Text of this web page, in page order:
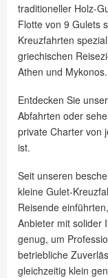
traditioneller Holz-
Flotte von 9 Gulets
Kreuzfahrten
griechischen
Athen und Mykonos.
Entdecken Sie
Abfahrten oder
private Charter von
ist.
Seit unseren
kleine Gulet-
Reisende
Anbieter mit solider
genug, um
betriebliche
gleichzeitig klein